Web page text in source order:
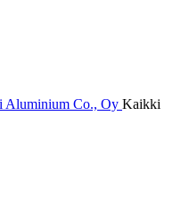
Aluminium Co., Oy Kaikki